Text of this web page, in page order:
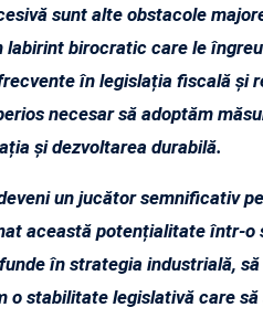
sunt alte obstacole
birocratic care le
în legislația fiscală și
necesar să adoptăm
și dezvoltarea durabilă.
un jucător semnificativ
această potențialitate într-o
în strategia industrială,
stabilitate legislativă care